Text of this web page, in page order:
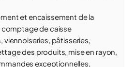
et encaissement de la
de caisse
viennoiseries, pâtisseries,
des produits, mise en rayon,
exceptionnelles,